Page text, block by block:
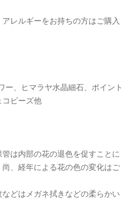
レルギーをお持ちの方はご購入
ー、ヒマラヤ水晶細石、ポイント
コビーズ他
は内部の花の退色を促すことに
、経年による花の色の変化はご
どはメガネ拭きなどの柔らかい